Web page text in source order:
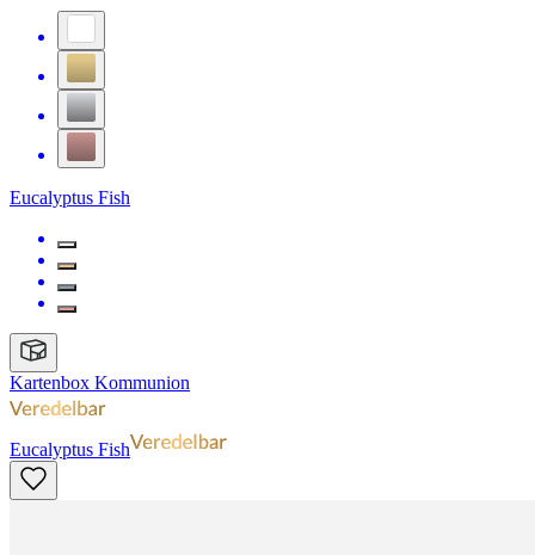
Eucalyptus Fish
Kartenbox Kommunion
Eucalyptus Fish